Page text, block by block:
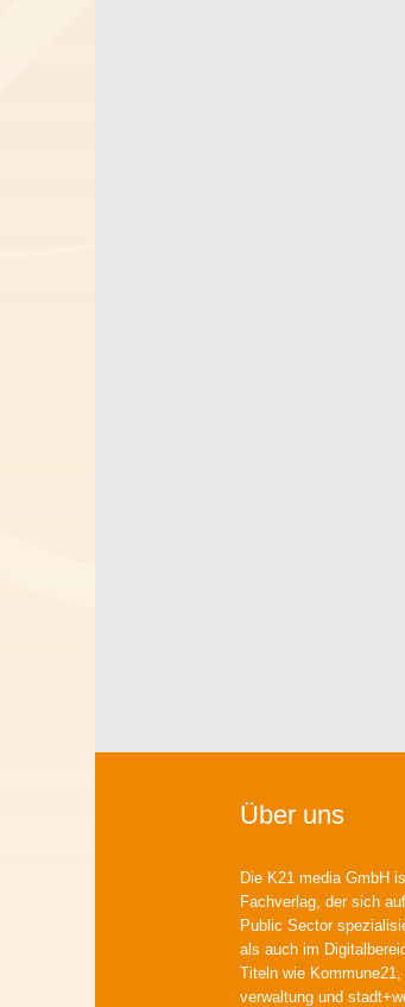
Über uns
Die K21 media GmbH
Fachverlag, der sich
Public Sector
als auch im
Titeln wie
verwaltung und